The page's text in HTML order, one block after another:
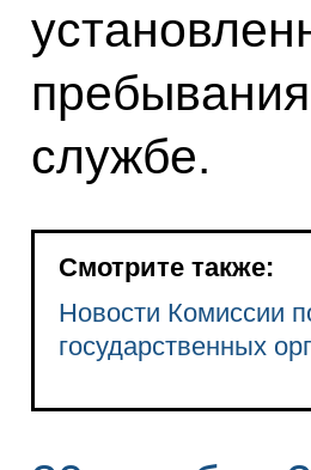
службе.
Смотрите также:
Новости Комиссии
государственных